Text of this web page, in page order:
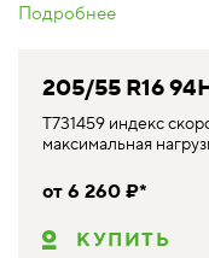
Подробнее
205/55 R16
T731459 индекс
максимальная
от 6 260 ₽*
КУПИТЬ